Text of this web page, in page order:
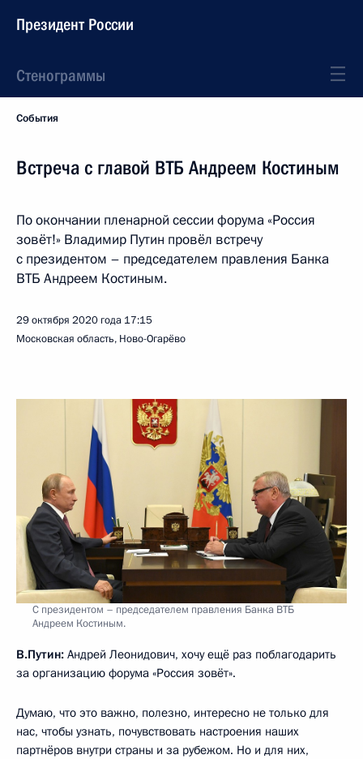
Президент России
Стенограммы
События
Встреча с главой ВТБ Андреем Костиным
По окончании пленарной сессии форума «Россия
зовёт!» Владимир Путин провёл встречу
с президентом – председателем правления Банка
ВТБ Андреем Костиным.
29 октября 2020 года 17:15
Московская область, Ново-Огарёво
С президентом – председателем правления Банка ВТБ
Андреем Костиным.
В.Путин: Андрей Леонидович, хочу ещё раз поблагодарить
за организацию форума «Россия зовёт».
Думаю, что это важно, полезно, интересно не только для
нас, чтобы узнать, почувствовать настроения наших
партнёров внутри страны и за рубежом. Но и для них,